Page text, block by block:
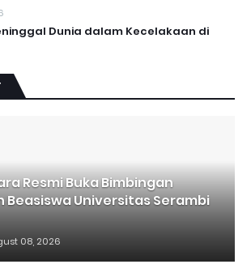
Dunia dalam Kecelakaan di
Resmi Buka Bimbingan
Universitas Serambi
08, 2026